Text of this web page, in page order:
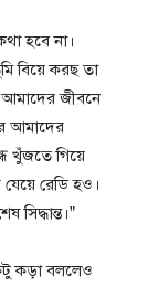
হবে না।
বিয়ে করছ তা
জীবনে
আমাদের
খুঁজতে গিয়ে
রেডি হও।
কড়া বললেও